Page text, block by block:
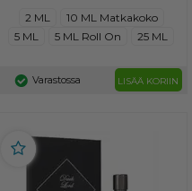
2 ML
10 ML Matkakoko
5 ML
5 ML Roll On 25 ML
Varastossa LISÄÄ KORIIN